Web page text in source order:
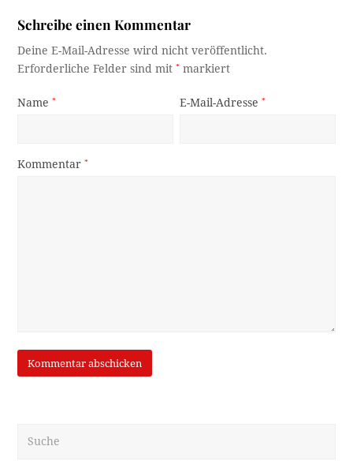
Schreibe einen Kommentar
Deine E-Mail-Adresse wird nicht veröffentlicht.
Erforderliche Felder sind mit* markiert
Name* E-Mail-Adresse*
Kommentar*